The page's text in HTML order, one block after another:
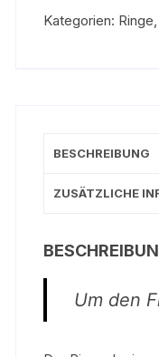
Kategorien: Ringe
BESCHREIBUNG
ZUSÄTZLICHE
Um den